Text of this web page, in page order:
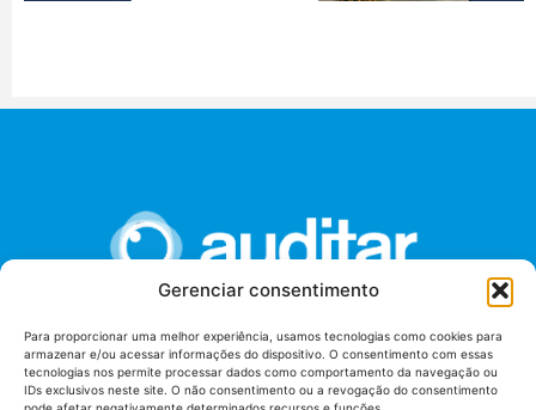
Gerenciar consentimento
Para proporcionar uma melhor experiência, usamos tecnologias como cookies para
armazenar e/ou acessar informações do dispositivo. O consentimento com essas
tecnologias nos permite processar dados como comportamento da navegação ou
IDs exclusivos neste site. O não consentimento ou a revogação do consentimento
União dos Auditores Federais de Controle Externo -
AUDITAR